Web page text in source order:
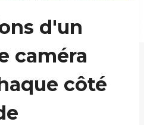
d'un
caméra
côté